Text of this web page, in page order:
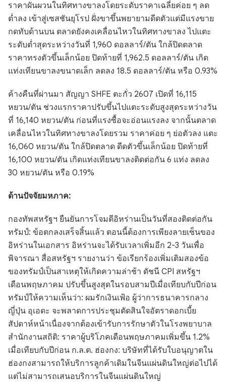
ราคาผันผวนในทิศทางขาลงโดยระดับราคาเฉลี่ยค่อย ๆ ลด
ต่ำลง เข้าสู่เซสชันยุโรป ฝั่งขาขึ้นพยายามดีดตัวแต่มีแรงขาย
กดทับด้านบน ตลาดยังคงเคลื่อนไหวในทิศทางขาลง ไปแตะ
ระดับต่ำสุดระหว่างวันที่ 1,960 ดอลลาร์/ตัน ใกล้ปิดตลาด
ราคาทรงตัวขึ้นเล็กน้อย ปิดท้ายที่ 1,962.5 ดอลลาร์/ตัน เกิด
แท่งเทียนขาลงขนาดเล็ก ลดลง 18.5 ดอลลาร์/ตัน หรือ 0.93%
ค้างคืนที่ผ่านมา สัญญา SHFE ตะกั่ว 2607 เปิดที่ 16,115
หยวน/ตัน ช่วงแรกราคาปรับขึ้นไปแตะระดับสูงสุดระหว่างวัน
ที่ 16,140 หยวน/ตัน ก่อนที่แรงซื้อจะอ่อนแรงลง จากนั้นตลาด
เคลื่อนไหวในทิศทางขาลงโดยรวม ราคาค่อย ๆ ย่อตัวลง แตะ
16,060 หยวน/ตัน ใกล้ปิดตลาด ดีดตัวขึ้นเล็กน้อย ปิดท้ายที่
16,100 หยวน/ตัน เกิดแท่งเทียนขาลงติดต่อกัน 6 แท่ง ลดลง
30 หยวน/ตัน หรือ 0.19%
ด้านปัจจัยมหภาค:
กองทัพสหรัฐฯ ยืนยันการโจมตีอิหร่านเป็นวันที่สองติดต่อกัน
ทรัมป์: ข้อตกลงเสร็จสิ้นแล้ว ตอนนี้ต้องการเพียงลายเซ็นของ
อิหร่านในเอกสาร อิหร่านจะได้รับเวลาเพิ่มอีก 2-3 วันเพื่อ
พิจารณา สื่อสหรัฐฯ รายงานว่า ข้อเรียกร้องเพิ่มเติมสองข้อ
ของทรัมป์เป็นสาเหตุให้เกิดความล่าช้า ดัชนี CPI สหรัฐฯ
เดือนพฤษภาคม ปรับขึ้นสูงสุดในรอบสามปีเมื่อเทียบกับปีก่อน
ทรัมป์ให้ความเห็นว่า: ผมรักเงินเฟ้อ ผู้ว่าการธนาคารกลาง
ญี่ปุ่น อุเอดะ จะพลาดการประชุมตัดสินใจอัตราดอกเบี้ย
สัปดาห์หน้าเนื่องจากต้องเข้ารับการรักษาตัวในโรงพยาบาล
สำนักงานสถิติ: ราคาผู้บริโภคเดือนพฤษภาคมเพิ่มขึ้น 1.2%
เมื่อเทียบกับปีก่อน ก.ล.ต. ฮ่องกง: บริษัทที่ได้รับใบอนุญาตใน
ฮ่องกงสามารถให้บริการลูกค้าเดิมในจีนแผ่นดินใหญ่ต่อไปได้
แต่ไม่สามารถเสนอบริการในจีนแผ่นดินใหญ่